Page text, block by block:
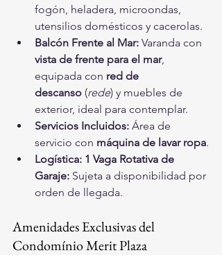
fogón, heladera, microondas,
utensilios domésticos y cacerolas.
Balcón Frente al Mar: Varanda con
vista de frente para el mar,
equipada con red de
descanso (rede) y muebles de
exterior, ideal para contemplar.
Servicios Incluidos: Área de
servicio con máquina de lavar ropa.
Logística: 1 Vaga Rotativa de
Garaje: Sujeta a disponibilidad por
orden de llegada.
Amenidades Exclusivas del
Condomínio Merit Plaza